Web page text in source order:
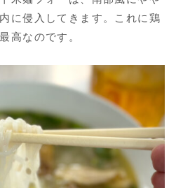
に侵入してきます。これに鶏
高なのです。